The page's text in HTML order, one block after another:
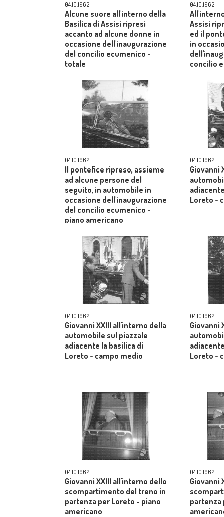
04.10.1962
Alcune suore all'interno della
Basilica di Assisi ripresi
accanto ad alcune donne in
occasione dell'inaugurazione
del concilio ecumenico -
totale
04.10.1962
Assisi
ed il
in
concilio
04.10.1962
Il pontefice ripreso, assieme
ad alcune persone del
seguito, in automobile in
occasione dell'inaugurazione
del concilio ecumenico -
piano americano
04.10.1962
Giovanni
Loreto -
04.10.1962
Giovanni XXIII all'interno della
automobile sul piazzale
adiacente la basilica di
Loreto - campo medio
04.10.1962
Giovanni
Loreto -
04.10.1962
Giovanni XXIII all'interno dello
scompartimento del treno in
partenza per Loreto - piano
americano
04.10.1962
Giovanni
partenza